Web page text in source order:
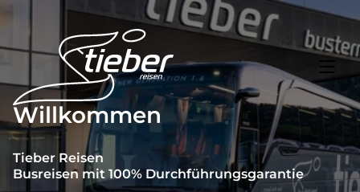
Reisethemen
Highlights
Willkommen
Tieber Reisen
Busreisen mit 100% Durchführungsgarantie